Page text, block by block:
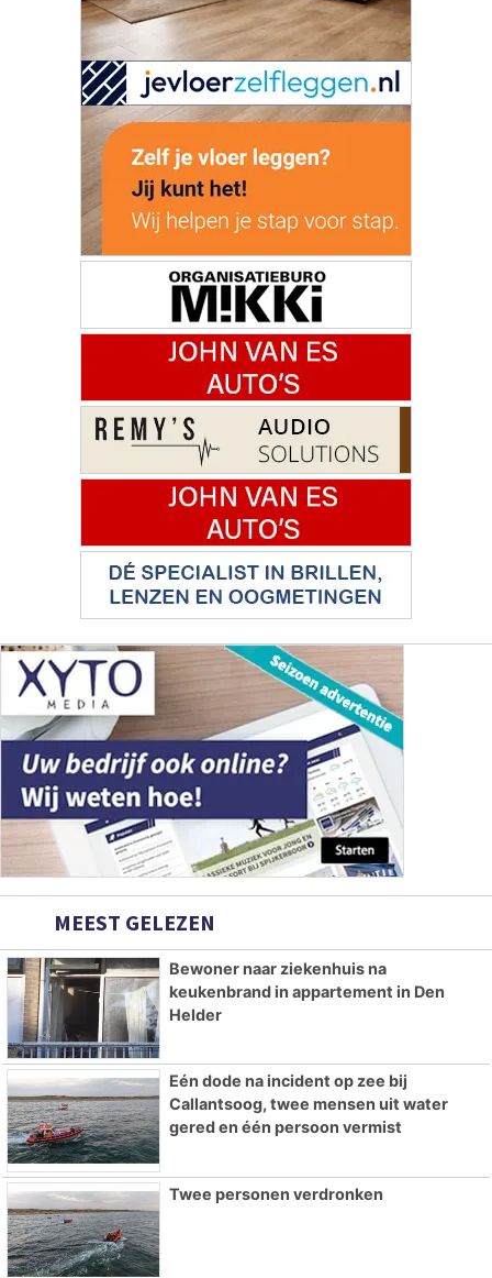
MEEST GELEZEN
Bewoner naar ziekenhuis na
keukenbrand in appartement in Den
Helder
Eén dode na incident op zee bij
Callantsoog, twee mensen uit water
gered en één persoon vermist
Twee personen verdronken